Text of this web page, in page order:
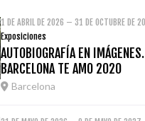
1 DE ABRIL DE 2026 – 31 DE OCTUBRE DE
Exposiciones
AUTOBIOGRAFÍA EN
BARCELONA TE AMO 2020
Barcelona